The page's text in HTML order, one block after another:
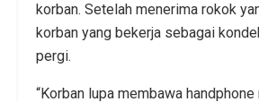
korban. Setelah menerima rokok
korban yang bekerja sebagai
pergi.
“Korban lupa membawa handphone